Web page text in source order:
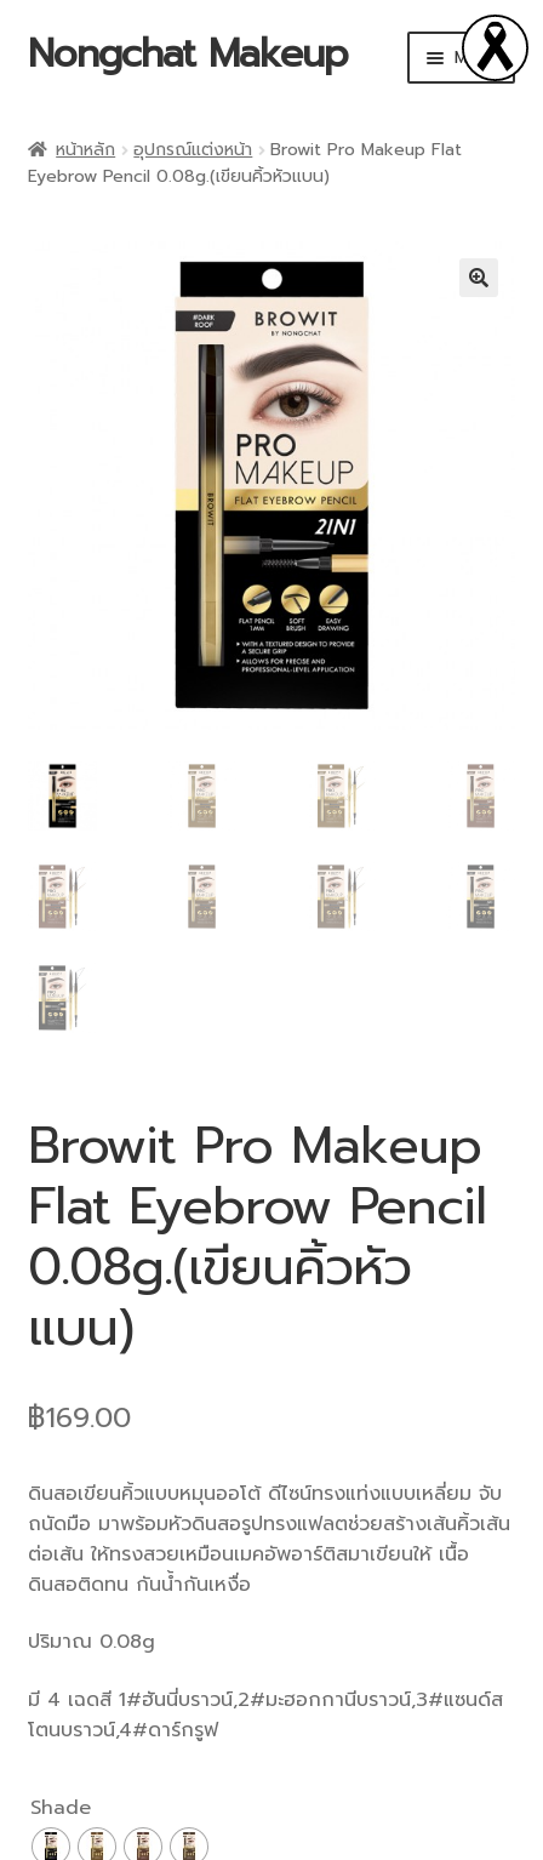
Nongchat Makeup Menu
THA by Nongchat
หน้าหลัก อุปกรณ์แต่งหน้า
Browit Pro Makeup Flat
Eyebrow Pencil 0.08g.(เขียนคิ้วหัวแบน)
Browit Pro Makeup
Flat Eyebrow Pencil
0.08g.(เขียนคิ้วหัว
แบน)
฿169.00
ดินสอเขียนคิ้วแบบหมุนออโต้ ดีไซน์ทรงแท่งแบบเหลี่ยม จับ
ถนัดมือ มาพร้อมหัวดินสอรูปทรงแฟลตช่วยสร้างเส้นคิ้วเส้น
ต่อเส้น ให้ทรงสวยเหมือนเมคอัพอาร์ติสมาเขียนให้ เนื้อ
ดินสอติดทน กันน้ำกันเหงื่อ
ปริมาณ 0.08g
มี 4 เฉดสี 1#ฮันนี่บราวน์,2#มะฮอกกานีบราวน์,3#แซนด์ส
โตนบราวน์,4#ดาร์กรูฟ
Shade